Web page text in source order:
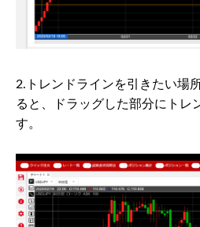
2.トレンドラインを引きたい場
ると、ドラッグした部分にトレ
す。